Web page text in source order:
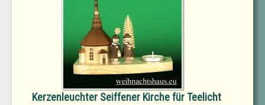
Kerzenleuchter Seiffener Kirche für Teelicht